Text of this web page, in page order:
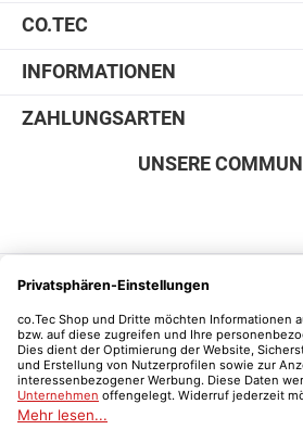
CO.TEC
INFORMATIONEN
ZAHLUNGSARTEN
SICHER
UNSERE